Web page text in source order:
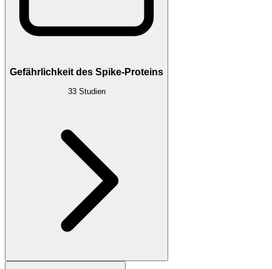
Gefährlichkeit des Spike-Proteins
33 Studien